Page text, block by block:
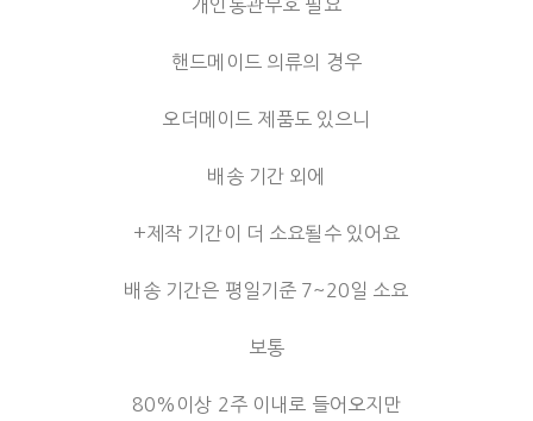
개인통관부호 필요
핸드메이드 의류의 경우
오더메이드 제품도 있으니
배송 기간 외에
+제작 기간이 더 소요될수 있어요
배송 기간은 평일기준 7~20일 소요
보통
80%이상 2주 이내로 들어오지만